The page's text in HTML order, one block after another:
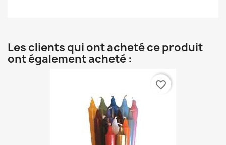
Les clients qui ont acheté ce produit
ont également acheté :
favorite_border